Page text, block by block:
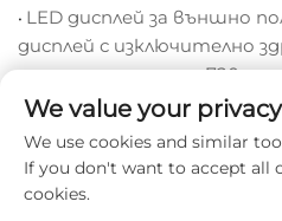
• LED дисплей за външно
дисплей с изключително
модул има цена от 720
метър и е отличен избор
LED билборд за външно
разстояние между
външен билборд с размери
We value your privacy
We use cookies and similar
If you don't want to accept all
cookies.